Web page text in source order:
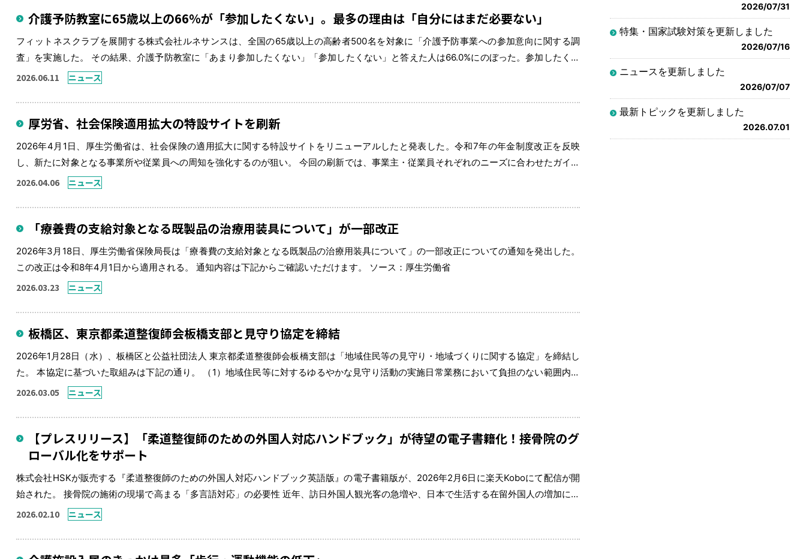
介護予防教室に65歳以上の66％が「参加したくない」。最多の理由は「自分にはまだ必要ない」
フィットネスクラブを展開する株式会社ルネサンスは、全国の65歳以上の高齢者500名を対象に「介護予防事業への参加意向に関する調
査」を実施した。 その結果、介護予防教室に「あまり参加したくない」「参加したくない」と答えた人は66.0%にのぼった。参加したくな
い理由の最多は「今のところ自分には必要ないと思う（54.5%）」であった。「手続きの面倒さ」などは低く、「まだ自分の問題ではな
2026.06.11 ニュース
厚労省、社会保険適用拡大の特設サイトを刷新
2026年4月1日、厚生労働省は、社会保険の適用拡大に関する特設サイトをリニューアルしたと発表した。令和7年の年金制度改正を反映
し、新たに対象となる事業所や従業員への周知を強化するのが狙い。 今回の刷新では、事業主・従業員それぞれのニーズに合わせたガイド
ブックやチラシを大幅に改修した。 厚労省は、働き方に中立な制度の実現に向け、本サイトを通じて制度改正の趣旨や施行時期などの正確
2026.04.06 ニュース
「療養費の支給対象となる既製品の治療用装具について」が一部改正
2026年3月18日、厚生労働省保険局長は「療養費の支給対象となる既製品の治療用装具について」の一部改正についての通知を発出した。
この改正は令和8年4月1日から適用される。 通知内容は下記からご確認いただけます。 ソース：厚生労働省
2026.03.23 ニュース
板橋区、東京都柔道整復師会板橋支部と見守り協定を締結
2026年1月28日（水）、板橋区と公益社団法人 東京都柔道整復師会板橋支部は「地域住民等の見守り・地域づくりに関する協定」を締結し
た。 本協定に基づいた取組みは下記の通り。 （1）地域住民等に対するゆるやかな見守り活動の実施日常業務において負担のない範囲内で
見守り活動を行い、異変を察知した場合、区へ連絡する （2）地域活動支援等虐待防止・早期発見、介護予防やひとり暮らし高齢者への情
2026.03.05 ニュース
【プレスリリース】「柔道整復師のための外国人対応ハンドブック」が待望の電子書籍化！接骨院のグ
ローバル化をサポート
株式会社HSKが販売する『柔道整復師のための外国人対応ハンドブック英語版』の電子書籍版が、2026年2月6日に楽天Koboにて配信が開
始された。 接骨院の施術の現場で高まる「多言語対応」の必要性 近年、訪日外国人観光客の急増や、日本で生活する在留外国人の増加に伴
い、接骨院・整骨院の現場においても外国人患者への対応が急務となっている。 観光庁が発表した2025年の訪日外国人客数は、前年比
2026.02.10 ニュース
2026/07/31
特集・国家試験対策を更新しました
2026/07/16
ニュースを更新しました
2026/07/07
最新トピックを更新しました
2026.07.01